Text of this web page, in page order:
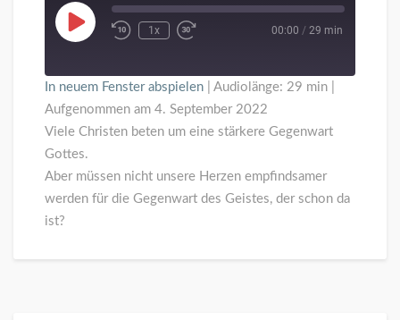
Play
Episode
1x 00:00 / 29 min
In neuem Fenster abspielen Audiolänge: 29 min
Aufgenommen am 4. September 2022
Viele Christen beten um eine stärkere Gegenwart
Gottes.
Aber müssen nicht unsere Herzen empfindsamer
werden für die Gegenwart des Geistes, der schon da
ist?